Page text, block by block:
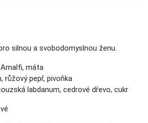
silnou a svobodomyslnou ženu.
máta
růžový pepř, pivoňka
labdanum, cedrové dřevo, cukr